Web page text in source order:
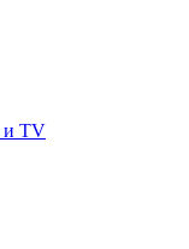
и TV